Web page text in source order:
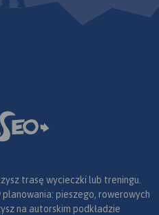
trasę wycieczki lub treningu.
pieszego, rowerowych
na autorskim podkładzie